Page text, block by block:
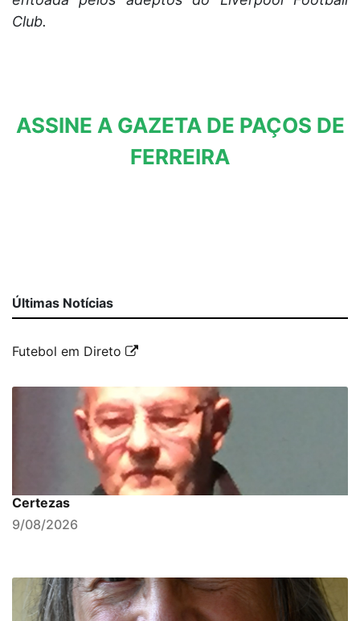
Club.
ASSINE A GAZETA DE PAÇOS DE
FERREIRA
Últimas Notícias
Futebol em Direto
Certezas
9/08/2026